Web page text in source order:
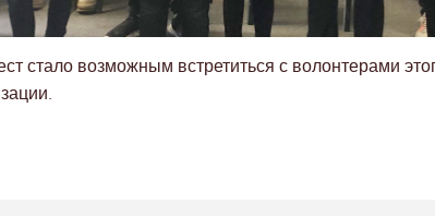
стало возможным встретиться с волонтерами